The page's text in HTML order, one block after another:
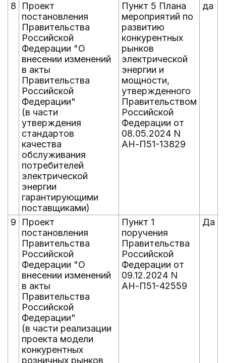
8
Проект
постановления
Правительства
Российской
Федерации "О
внесении изменений
в акты
Правительства
Российской
Федерации"
(в части
утверждения
стандартов
качества
обслуживания
потребителей
электрической
энергии
гарантирующими
поставщиками)
Пункт 5 Плана
мероприятий по
развитию
конкурентных
рынков
электрической
энергии и
мощности,
утвержденного
Правительством
Российской
Федерации от
08.05.2024 N
АН-П51-13829
да
9
Проект
постановления
Правительства
Российской
Федерации "О
внесении изменений
в акты
Правительства
Российской
Федерации"
(в части реализации
проекта модели
конкурентных
розничных рынков
Пункт 1
поручения
Правительства
Российской
Федерации от
09.12.2024 N
АН-П51-42559
Да